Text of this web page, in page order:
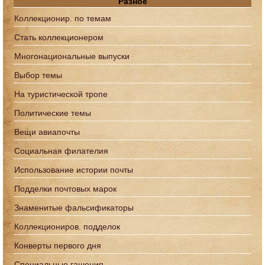
Коллекционир. по темам
Стать коллекционером
Многонациональные выпуски
Выбор темы
На туристической тропе
Политические темы
Вещи авиапочты
Социальная филателия
Использование истории почты
Подделки почтовых марок
Знаменитые фальсификаторы
Коллекциониров. подделок
Конверты первого дня